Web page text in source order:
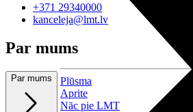
Plūsma
Aprite
Nāc pie LMT
+371 29340000
kanceleja@lmt.lv
Par mums
Par mums